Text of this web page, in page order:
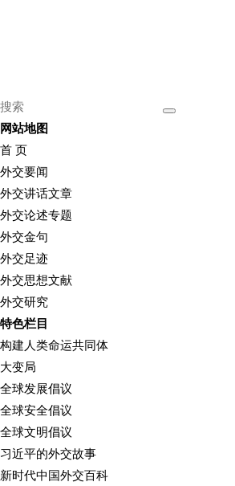
网站地图
首 页
外交要闻
外交讲话文章
外交论述专题
外交金句
外交足迹
外交思想文献
外交研究
特色栏目
构建人类命运共同体
大变局
全球发展倡议
全球安全倡议
全球文明倡议
习近平的外交故事
新时代中国外交百科